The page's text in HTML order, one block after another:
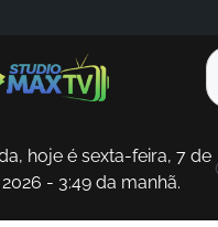
hoje é sexta-feira, 7 de
- 3:49 da manhã.